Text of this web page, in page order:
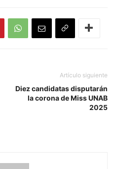
Artículo siguiente
Diez candidatas disputarán
la corona de Miss UNAB
2025